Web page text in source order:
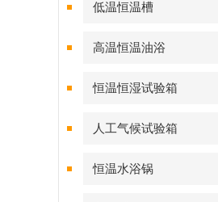
低温恒温槽
高温恒温油浴
恒温恒湿试验箱
人工气候试验箱
恒温水浴锅